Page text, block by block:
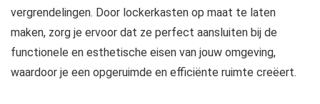
vergrendelingen. Door lockerkasten op maat te laten
maken, zorg je ervoor dat ze perfect aansluiten bij de
functionele en esthetische eisen van jouw omgeving,
waardoor je een opgeruimde en efficiënte ruimte creëert.